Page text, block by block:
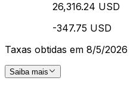
26,316.24 USD
-347.75 USD
Taxas obtidas em 8/5/2026
Saiba mais